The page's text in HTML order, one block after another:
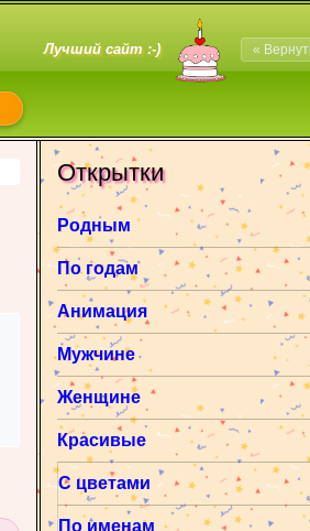
Лучший сайт :-) «
Открытки
Родным
По годам
Анимация
Мужчине
Женщине
Красивые
С цветами
По именам